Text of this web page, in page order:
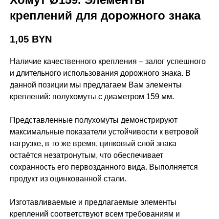
креплений для дорожного знака
1,05 BYN
Наличие качественного крепления – залог успешного
и длительного использования дорожного знака. В
данной позиции мы предлагаем Вам элементы
креплений: полухомуты с диаметром 159 мм.
Представленные полухомуты демонстрируют
максимальные показатели устойчивости к ветровой
нагрузке, в то же время, цинковый слой знака
остаётся незатронутым, что обеспечивает
сохранность его первозданного вида. Выполняется
продукт из оцинкованной стали.
Изготавливаемые и предлагаемые элементы
креплений соответствуют всем требованиям и